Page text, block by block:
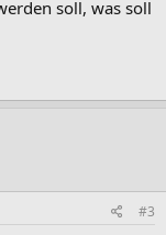
soll, was soll
#3